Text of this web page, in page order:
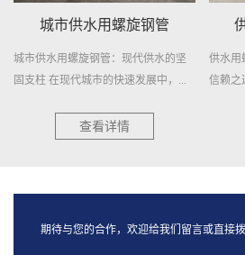
供水用螺旋焊接钢管
供水用螺旋焊接钢管——稳定供水，
信赖之选 在供水工程领域，选择一
查看详情
自来水
的守护
期待与您的合作，欢迎给我们留言或直接拨